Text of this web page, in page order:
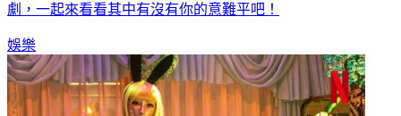
劇，一起來看看其中有沒有你的意難平吧！
娛樂